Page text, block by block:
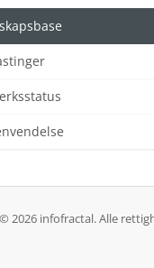
2026 infofractal. Alle